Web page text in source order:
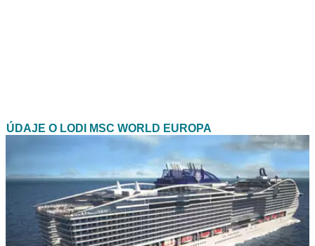
ÚDAJE O LODI MSC WORLD EUROPA